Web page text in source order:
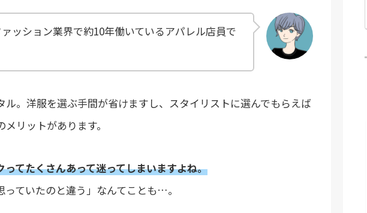
ッション業界で約10年働いているアパレル店員で
。洋服を選ぶ手間が省けますし、スタイリストに選んでもらえば
リットがあります。
ってたくさんあって迷ってしまいますよね。
ていたのと違う」なんてことも…。